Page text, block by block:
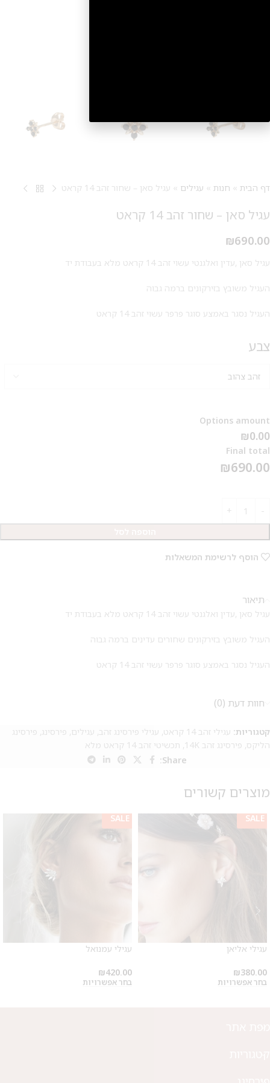
דף הבית » חנות » עגילים » עגיל סאן – שחור זהב 14 קראט
עגיל סאן – שחור זהב 14 קראט
₪690.00
עגיל סאן ,עדין ואלגנטי עשוי זהב 14 קראט מלא בעבודת יד
העגיל משובץ בזירקונים ברמה גבוה
העגיל נסגר באמצע סוגר פרפר עשוי זהב 14 קראט
צבע
Options amount
₪0.00
Final total
₪690.00
הוסף לרשימת המשאלות
תיאור
עגיל סאן ,עדין ואלגנטי עשוי זהב 14 קראט מלא בעבודת יד
העגיל משובץ בזירקונים שחורים עדינים ברמה גבוה
העגיל נסגר באמצע סוגר פרפר עשוי זהב 14 קראט
חוות דעת (0)
קטגוריות: עגילי זהב 14 קראט , עגילי פירסינג זהב, עגילים, פירסינג, פירסינג
הליקס, פירסינג זהב 14K , תכשיטי זהב 14 קראט מלא
Share:
מוצרים קשורים
SALE
עגילי אליאן
₪380.00
בחר אפשרויות
SALE
עגילי עמנואל
₪420.00
בחר אפשרויות